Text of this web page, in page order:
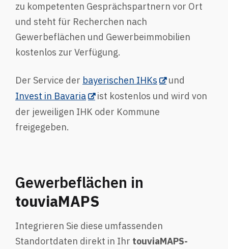
zu kompetenten Gesprächspartnern vor Ort
und steht für Recherchen nach
Gewerbeflächen und Gewerbeimmobilien
kostenlos zur Verfügung.
Der Service der bayerischen IHKs
und
Invest in Bavaria
ist kostenlos und wird von
der jeweiligen IHK oder Kommune
freigegeben.
Gewerbeflächen in
touviaMAPS
Integrieren Sie diese umfassenden
Standortdaten direkt in Ihr touviaMAPS-